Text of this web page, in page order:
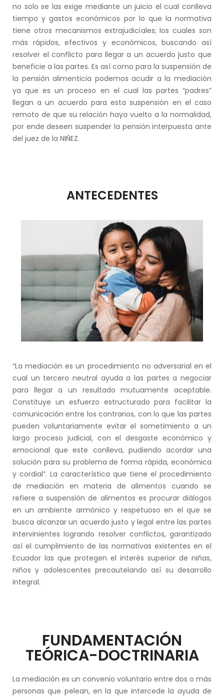
no solo se las exige mediante un juicio el cual conlleva
tiempo y gastos económicos por lo que la normativa
tiene otros mecanismos extrajudiciales; los cuales son
más rápidos, efectivos y económicos, buscando así
resolver el conflicto para llegar a un acuerdo justo que
beneficie a las partes. Es así como para la suspensión de
la pensión alimenticia podemos acudir a la mediación
ya que es un proceso en el cual las partes “padres”
llegan a un acuerdo para esta suspensión en el caso
remoto de que su relación haya vuelto a la normalidad,
por ende deseen suspender la pensión interpuesta ante
del juez de la NIÑEZ.
ANTECEDENTES
“La mediación es un procedimiento no adversarial en el
cual un tercero neutral ayuda a las partes a negociar
para llegar a un resultado mutuamente aceptable.
Constituye un esfuerzo estructurado para facilitar la
comunicación entre los contrarios, con lo que las partes
pueden voluntariamente evitar el sometimiento a un
largo proceso judicial, con el desgaste económico y
emocional que este conlleva, pudiendo acordar una
solución para su problema de forma rápida, económica
y cordial”. La característica que tiene el procedimiento
de mediación en materia de alimentos cuando se
refiere a suspensión de alimentos es procurar diálogos
en un ambiente armónico y respetuoso en el que se
busca alcanzar un acuerdo justo y legal entre las partes
intervinientes logrando resolver conflictos, garantizado
así el cumplimiento de las normativas existentes en el
Ecuador las que protegen el interés superior de niñas,
niños y adolescentes precautelando así su desarrollo
integral.
FUNDAMENTACIÓN
TEÓRICA-DOCTRINARIA
La mediación es un convenio voluntario entre dos o más
personas que pelean, en la que intercede la ayuda de